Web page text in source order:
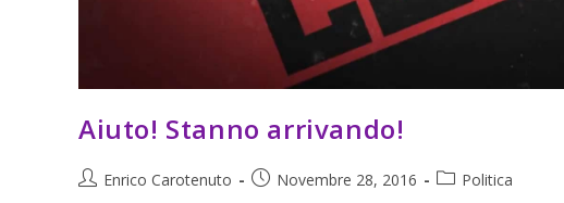
Aiuto! Stanno arrivando!
Enrico Carotenuto Novembre 28, 2016 Politica